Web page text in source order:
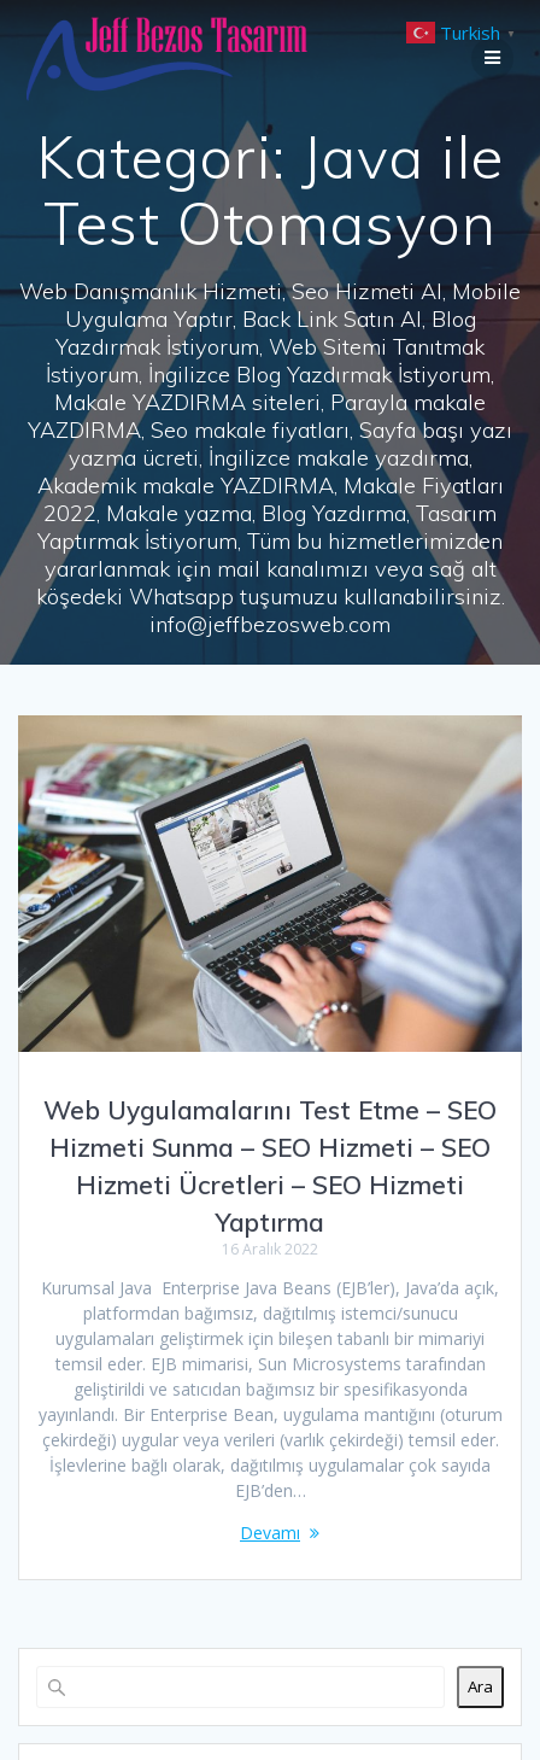
to
Kategori: Java ile
Test Otomasyon
Web Danışmanlık Hizmeti, Seo Hizmeti Al, Mobile
Uygulama Yaptır, Back Link Satın Al, Blog
Yazdırmak İstiyorum, Web Sitemi Tanıtmak
İstiyorum, İngilizce Blog Yazdırmak İstiyorum,
Makale YAZDIRMA siteleri, Parayla makale
YAZDIRMA, Seo makale fiyatları, Sayfa başı yazı
yazma ücreti, İngilizce makale yazdırma,
Akademik makale YAZDIRMA, Makale Fiyatları
2022, Makale yazma, Blog Yazdırma, Tasarım
Yaptırmak İstiyorum, Tüm bu hizmetlerimizden
yararlanmak için mail kanalımızı veya sağ alt
köşedeki Whatsapp tuşumuzu kullanabilirsiniz.
info@jeffbezosweb.com
Web Uygulamalarını Test Etme – SEO
Hizmeti Sunma – SEO Hizmeti – SEO
Hizmeti Ücretleri – SEO Hizmeti
Yaptırma
16 Aralık 2022
Kurumsal Java Enterprise Java Beans (EJB’ler), Java’da açık,
platformdan bağımsız, dağıtılmış istemci/sunucu
uygulamaları geliştirmek için bileşen tabanlı bir mimariyi
temsil eder. EJB mimarisi, Sun Microsystems tarafından
geliştirildi ve satıcıdan bağımsız bir spesifikasyonda
yayınlandı. Bir Enterprise Bean, uygulama mantığını (oturum
çekirdeği) uygular veya verileri (varlık çekirdeği) temsil eder.
İşlevlerine bağlı olarak, dağıtılmış uygulamalar çok sayıda
EJB’den…
Devamı
Ara
Turkish ▼